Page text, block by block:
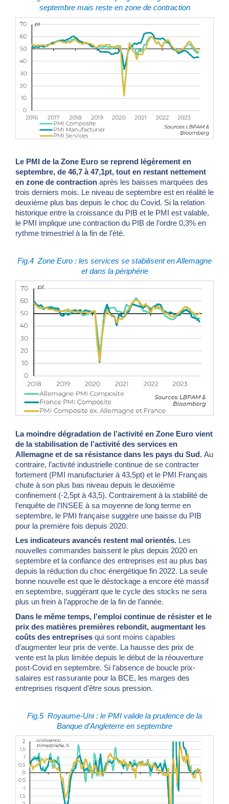
septembre mais reste en zone de contraction
Le PMI de la Zone Euro se reprend légèrement en
septembre, de 46,7 à 47,1pt, tout en restant nettement
en zone de contraction après les baisses marquées des
trois derniers mois. Le niveau de septembre est en réalité le
deuxième plus bas depuis le choc du Covid. Si la relation
historique entre la croissance du PIB et le PMI est valable,
le PMI implique une contraction du PIB de l’ordre 0,3% en
rythme trimestriel à la fin de l’été.
Fig.4 Zone Euro : les services se stabilisent en Allemagne
et dans la périphérie
La moindre dégradation de l’activité en Zone Euro vient
de la stabilisation de l’activité des services en
Allemagne et de sa résistance dans les pays du Sud. Au
contraire, l’activité industrielle continue de se contracter
fortement (PMI manufacturier à 43,5pt) et le PMI Français
chute à son plus bas niveau depuis le deuxième
confinement (-2,5pt à 43,5). Contrairement à la stabilité de
l’enquête de l’INSEE à sa moyenne de long terme en
septembre, le PMI française suggère une baisse du PIB
pour la première fois depuis 2020.
Les indicateurs avancés restent mal orientés. Les
nouvelles commandes baissent le plus depuis 2020 en
septembre et la confiance des entreprises est au plus bas
depuis la réduction du choc énergétique fin 2022. La seule
bonne nouvelle est que le déstockage a encore été massif
en septembre, suggérant que le cycle des stocks ne sera
plus un frein à l’approche de la fin de l’année.
Dans le même temps, l’emploi continue de résister et le
prix des matières premières rebondit, augmentant les
coûts des entreprises qui sont moins capables
d’augmenter leur prix de vente. La hausse des prix de
vente est la plus limitée depuis le début de la réouverture
post-Covid en septembre. Si l’absence de boucle prix-
salaires est rassurante pour la BCE, les marges des
entreprises risquent d’être sous pression.
Fig.5 Royaume-Uni : le PMI valide la prudence de la
Banque d’Angleterre en septembre